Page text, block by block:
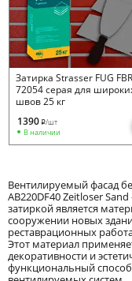
Затирка Strasser FUG FBR
72054 серая для
швов 25 кг
1390 i/шт
В наличии
Вентилируемый фасад
AB220DF40 Zeitloser
затиркой является
сооружении новых
реставрационных
Этот материал
декоративности и
функциональный